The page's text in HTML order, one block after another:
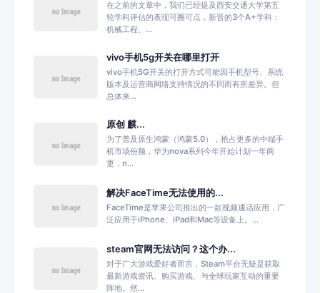
在之前的文章中，我们已经提及西安交通大学第五
轮学科评估的表现可圈可点，新晋的3个A+学科：
机械工程、...
vivo手机5g开关在哪里打开
vivo手机5G开关的打开方式可能因手机型号、系统
版本及运营商网络支持情况的不同而有所差异。但
总体来...
原创 麒...
为了普及原生鸿蒙（鸿蒙5.0），抢占更多的中端手
机市场份额，华为nova系列今年开始计划一年两
更，n...
解决FaceTime无法使用的...
FaceTime是苹果公司推出的一款视频通话应用，广
泛应用于iPhone、iPad和Mac等设备上。...
steam官网无法访问？这个办...
对于广大游戏爱好者而言，Steam平台无疑是获取
最新游戏资讯、购买游戏、与全球玩家互动的重要
阵地。然...